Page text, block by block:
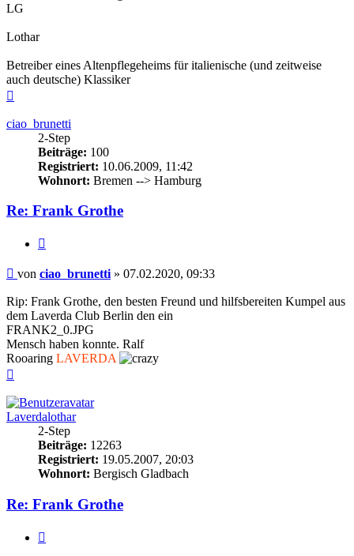
LG
Lothar
Betreiber eines Altenpflegeheims für italienische (und zeitweise
auch deutsche) Klassiker
ciao_brunetti
2-Step
Beiträge: 100
Registriert: 10.06.2009, 11:42
Wohnort: Bremen --> Hamburg
Re: Frank Grothe
Beitrag
von ciao_brunetti » 07.02.2020, 09:33
Rip: Frank Grothe, den besten Freund und hilfsbereiten Kumpel aus
dem Laverda Club Berlin den ein
FRANK2_0.JPG
Mensch haben konnte. Ralf
Rooaring LAVERDA
Laverdalothar
2-Step
Beiträge: 12263
Registriert: 19.05.2007, 20:03
Wohnort: Bergisch Gladbach
Re: Frank Grothe